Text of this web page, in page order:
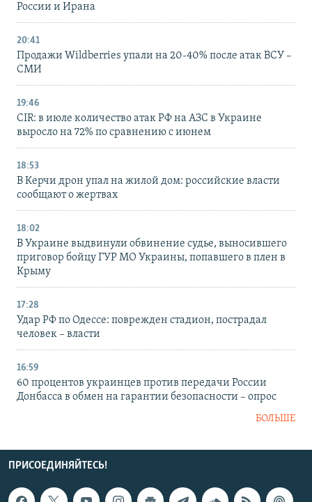
России и Ирана
20:41
Продажи Wildberries упали на 20-40% после атак ВСУ –
СМИ
19:46
CIR: в июле количество атак РФ на АЗС в Украине
выросло на 72% по сравнению с июнем
18:53
В Керчи дрон упал на жилой дом: российские власти
сообщают о жертвах
18:02
В Украине выдвинули обвинение судье, выносившего
приговор бойцу ГУР МО Украины, попавшего в плен в
Крыму
17:28
Удар РФ по Одессе: поврежден стадион, пострадал
человек – власти
16:59
60 процентов украинцев против передачи России
Донбасса в обмен на гарантии безопасности – опрос
БОЛЬШЕ
ПРИСОЕДИНЯЙТЕСЬ!